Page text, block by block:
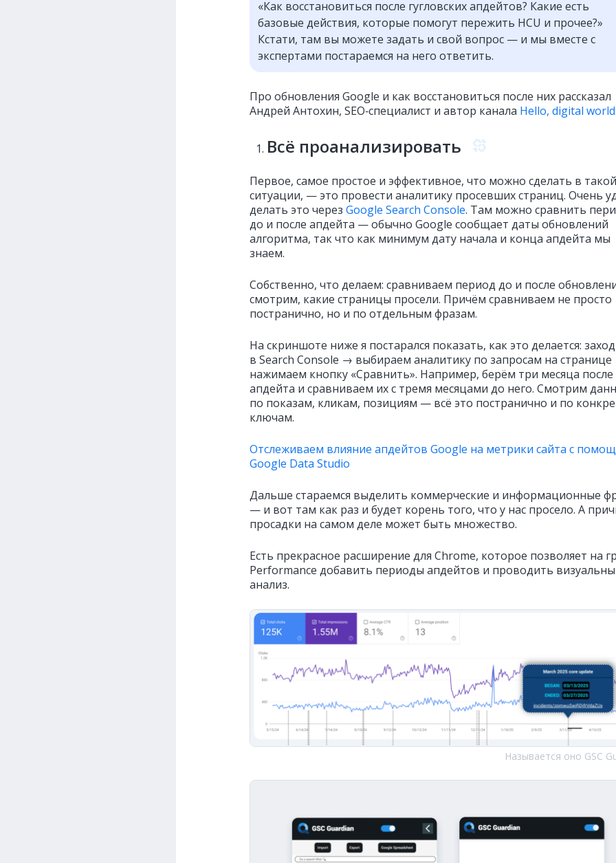
«Как восстановиться после гугловских апдейтов? Какие есть
базовые действия, которые помогут пережить HCU и прочее?»
Кстати, там вы можете задать и свой вопрос — и мы вместе с
экспертами постараемся на него ответить.
Про обновления Google и как восстановиться после них рассказал
Андрей Антохин, SEO‑специалист и автор канала Hello, digital world
Всё проанализировать
Первое, самое простое и эффективное, что можно сделать в такой
ситуации, — это провести аналитику просевших страниц. Очень
делать это через Google Search Console. Там можно сравнить
до и после апдейта — обычно Google сообщает даты обновлений
алгоритма, так что как минимум дату начала и конца апдейта мы
знаем.
Собственно, что делаем: сравниваем период до и после
смотрим, какие страницы просели. Причём сравниваем не просто
постранично, но и по отдельным фразам.
На скриншоте ниже я постарался показать, как это делается:
в Search Console → выбираем аналитику по запросам на
нажимаем кнопку «Сравнить». Например, берём три месяца после
апдейта и сравниваем их с тремя месяцами до него. Смотрим
по показам, кликам, позициям — всё это постранично и по
ключам.
Отслеживаем влияние апдейтов Google на метрики сайта с
Google Data Studio
Дальше стараемся выделить коммерческие и информационные
— и вот там как раз и будет корень того, что у нас просело. А
просадки на самом деле может быть множество.
Есть прекрасное расширение для Chrome, которое позволяет на
Performance добавить периоды апдейтов и проводить
анализ.
Называется оно GSC